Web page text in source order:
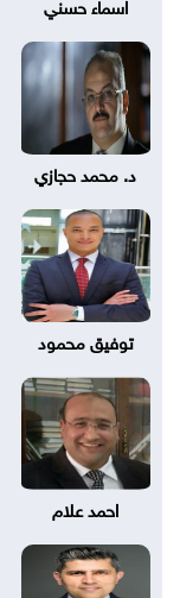
د. محمد حجازي
توفيق محمود
احمد علام